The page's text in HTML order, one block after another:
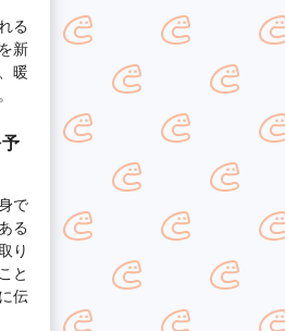
る
新
暖
で
る
り
と
伝